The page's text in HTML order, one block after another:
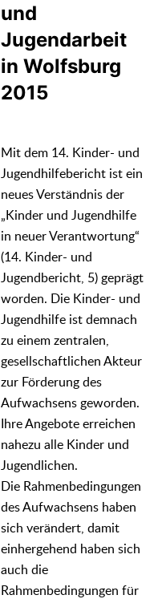
und
Jugendarbeit
in Wolfsburg
2015
Mit dem 14. Kinder- und
Jugendhilfebericht ist ein
neues Verständnis der
„Kinder und Jugendhilfe
in neuer Verantwortung“
(14. Kinder- und
Jugendbericht, 5) geprägt
worden. Die Kinder- und
Jugendhilfe ist demnach
zu einem zentralen,
gesellschaftlichen Akteur
zur Förderung des
Aufwachsens geworden.
Ihre Angebote erreichen
nahezu alle Kinder und
Jugendlichen.
Die Rahmenbedingungen
des Aufwachsens haben
sich verändert, damit
einhergehend haben sich
auch die
Rahmenbedingungen für